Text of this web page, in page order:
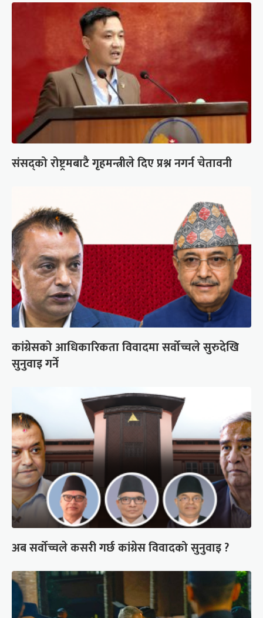
संसद्को रोष्ट्रमबाटै गृहमन्त्रीले दिए प्रश्न नगर्न चेतावनी
कांग्रेसको आधिकारिकता विवादमा सर्वोच्चले सुरुदेखि
सुनुवाइ गर्ने
अब सर्वोच्चले कसरी गर्छ कांग्रेस विवादको सुनुवाइ ?